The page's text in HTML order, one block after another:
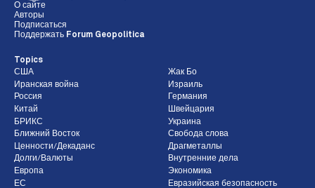
О сайте
Авторы
Подписаться
Поддержать Forum Geopolitica
Topics
США
Жак Бо
Иранская война
Израиль
Россия
Германия
Китай
Швейцария
БРИКС
Украина
Ближний Восток
Свобода слова
Ценности/Декаданс
Драгметаллы
Долги/Валюты
Внутренние дела
Европа
Экономика
ЕС
Евразийская безопасность